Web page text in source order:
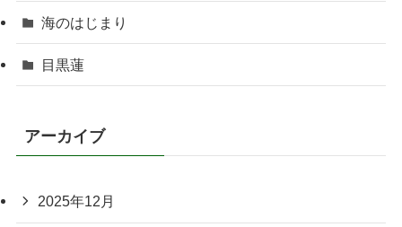
海のはじまり
目黒蓮
アーカイブ
2025年12月